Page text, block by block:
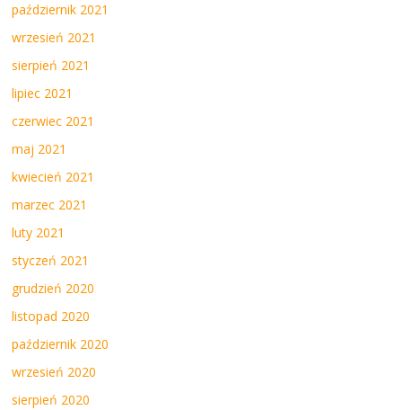
październik 2021
wrzesień 2021
sierpień 2021
lipiec 2021
czerwiec 2021
maj 2021
kwiecień 2021
marzec 2021
luty 2021
styczeń 2021
grudzień 2020
listopad 2020
październik 2020
wrzesień 2020
sierpień 2020